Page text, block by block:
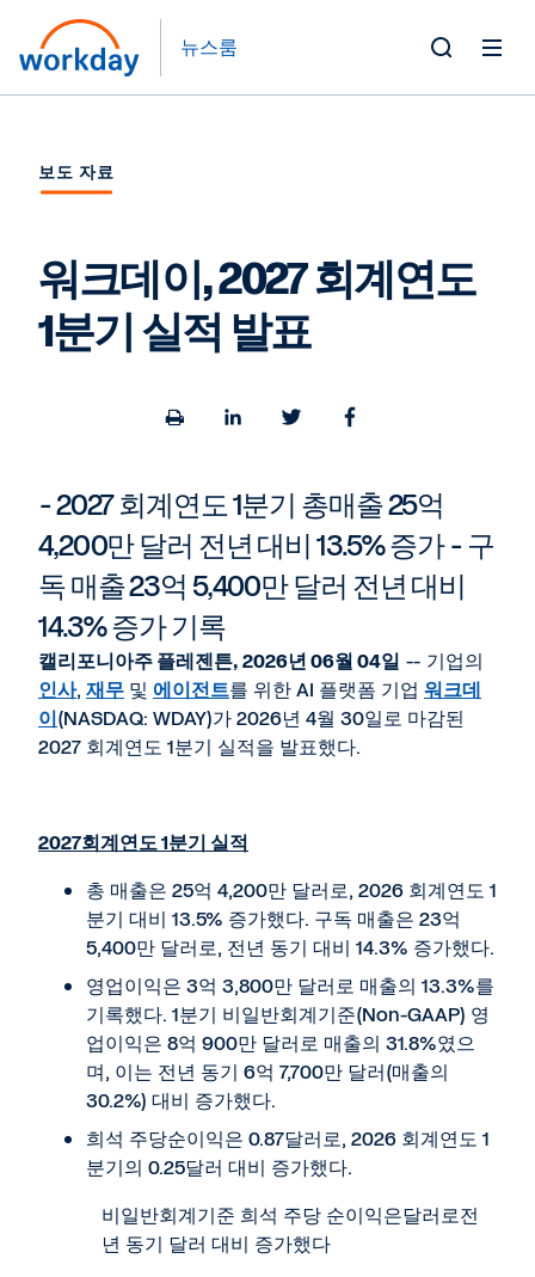
뉴스룸
보도 자료
워크데이, 2027 회계연도
1분기 실적 발표
Open
of
this
page
ShareShareShare
- 2027 회계연도 1분기 총매출 25억
4,200만 달러 전년 대비 13.5% 증가 - 구
독 매출 23억 5,400만 달러 전년 대비
14.3% 증가 기록
캘리포니아주 플레젠튼, 2026년 06월 04일 -- 기업의
인사, 재무 및 에이전트를 위한 AI 플랫폼 기업 워크데
이(NASDAQ: WDAY)가 2026년 4월 30일로 마감된
2027 회계연도 1분기 실적을 발표했다.
2027회계연도 1분기 실적
총 매출은 25억 4,200만 달러로, 2026 회계연도 1
분기 대비 13.5% 증가했다. 구독 매출은 23억
5,400만 달러로, 전년 동기 대비 14.3% 증가했다.
영업이익은 3억 3,800만 달러로 매출의 13.3%를
기록했다. 1분기 비일반회계기준(Non-GAAP) 영
업이익은 8억 900만 달러로 매출의 31.8%였으
며, 이는 전년 동기 6억 7,700만 달러(매출의
30.2%) 대비 증가했다.
희석 주당순이익은 0.87달러로, 2026 회계연도 1
분기의 0.25달러 대비 증가했다.
비일반회계기준 희석 주당 순이익은달러로전
년 동기 달러 대비 증가했다